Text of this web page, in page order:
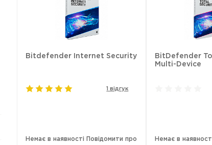
Bitdefender Internet Security
1 відгук
Немає в наявності
Повідомити про
BitDefender
Multi-Device
Немає в